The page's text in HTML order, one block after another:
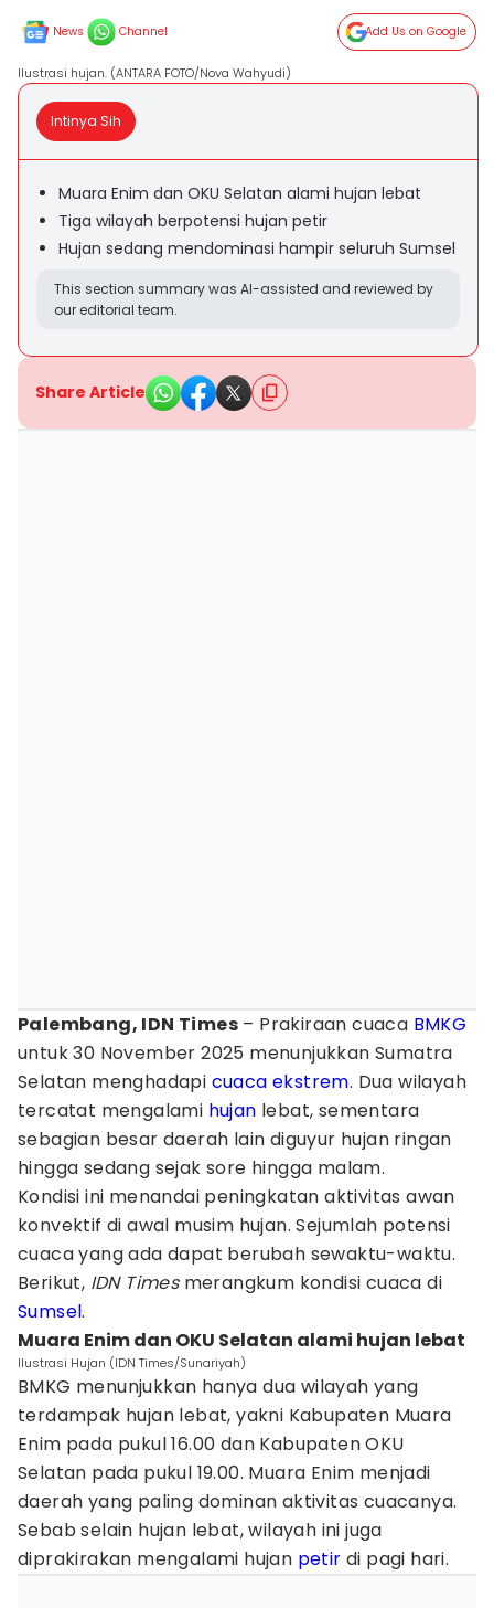
News Channel Add Us on Google
Ilustrasi hujan. (ANTARA FOTO/Nova Wahyudi)
Intinya Sih
Muara Enim dan OKU Selatan alami hujan lebat
Tiga wilayah berpotensi hujan petir
Hujan sedang mendominasi hampir seluruh Sumsel
This section summary was AI-assisted and reviewed by
our editorial team.
Share Article
Palembang, IDN Times – Prakiraan cuaca BMKG
untuk 30 November 2025 menunjukkan Sumatra
Selatan menghadapi cuaca ekstrem. Dua wilayah
tercatat mengalami hujan lebat, sementara
sebagian besar daerah lain diguyur hujan ringan
hingga sedang sejak sore hingga malam.
Kondisi ini menandai peningkatan aktivitas awan
konvektif di awal musim hujan. Sejumlah potensi
cuaca yang ada dapat berubah sewaktu-waktu.
Berikut, IDN Times merangkum kondisi cuaca di
Sumsel.
Muara Enim dan OKU Selatan alami hujan lebat
Ilustrasi Hujan (IDN Times/Sunariyah)
BMKG menunjukkan hanya dua wilayah yang
terdampak hujan lebat, yakni Kabupaten Muara
Enim pada pukul 16.00 dan Kabupaten OKU
Selatan pada pukul 19.00. Muara Enim menjadi
daerah yang paling dominan aktivitas cuacanya.
Sebab selain hujan lebat, wilayah ini juga
diprakirakan mengalami hujan petir di pagi hari.